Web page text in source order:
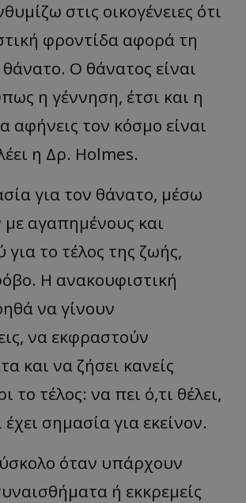
στις οικογένειες ότι
φροντίδα αφορά τη
Ο θάνατος είναι
η γέννηση, έτσι και η
αφήνεις τον κόσμο είναι
η Δρ. Holmes.
για τον θάνατο, μέσω
αγαπημένους και
για το τέλος της ζωής,
Η ανακουφιστική
να γίνουν
να εκφραστούν
και να ζήσει κανείς
το τέλος: να πει ό,τι θέλει,
έχει σημασία για εκείνον.
όταν υπάρχουν
ή εκκρεμείς